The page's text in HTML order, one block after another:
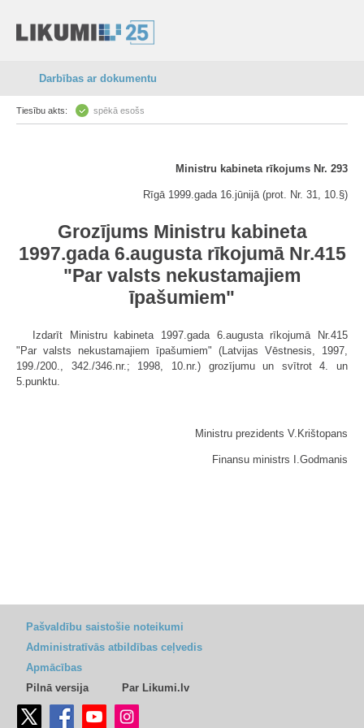
Darbības ar dokumentu
Tiesību akts: spēkā esošs
Ministru kabineta rīkojums Nr. 293
Rīgā 1999.gada 16.jūnijā (prot. Nr. 31, 10.§)
Grozījums Ministru kabineta
1997.gada 6.augusta rīkojumā Nr.415
"Par valsts nekustamajiem
īpašumiem"
Izdarīt Ministru kabineta 1997.gada 6.augusta rīkojumā Nr.415
"Par valsts nekustamajiem īpašumiem" (Latvijas Vēstnesis, 1997,
199./200., 342./346.nr.; 1998, 10.nr.) grozījumu un svītrot 4. un
5.punktu.
Ministru prezidents V.Krištopans
Finansu ministrs I.Godmanis
Pašvaldību saistošie noteikumi
Administratīvās atbildības ceļvedis
Apmācības
Pilnā versija
Par Likumi.lv